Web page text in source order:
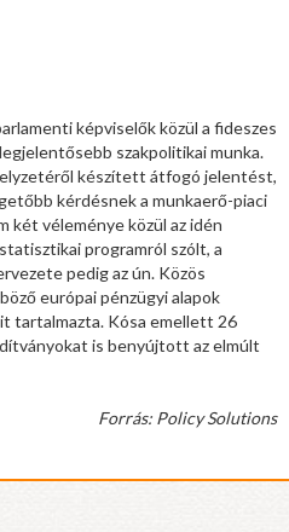
képviselők közül a fideszes
szakpolitikai munka.
készített átfogó jelentést,
kérdésnek a munkaerő-piaci
két véleménye közül az idén
programról szólt, a
pedig az ún. Közös
európai pénzügyi alapok
tartalmazta. Kósa emellett 26
is benyújtott az elmúlt
Forrás: Policy Solutions